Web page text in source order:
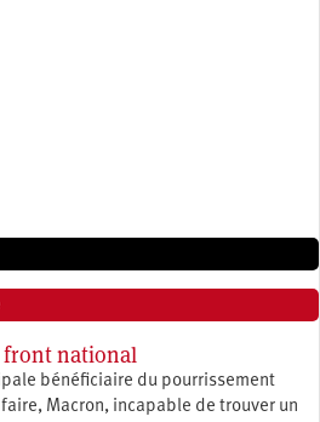
front national
bénéficiaire du pourrissement
Macron, incapable de trouver un